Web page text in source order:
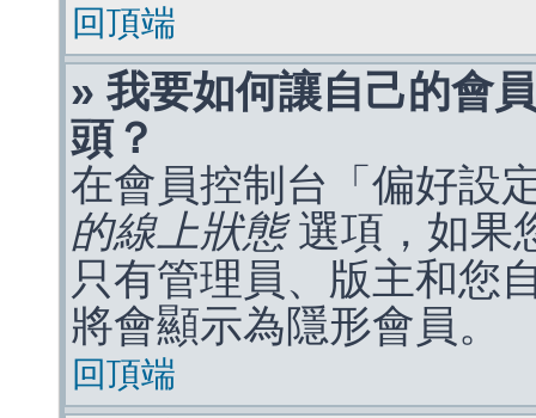
回頂端
» 我要如何讓自己的會
頭？
在會員控制台「偏好設
的線上狀態選項，如果
只有管理員、版主和您
將會顯示為隱形會員。
回頂端